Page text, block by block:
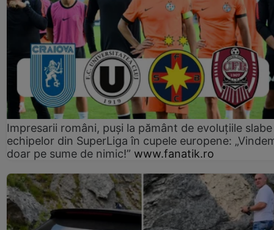
Impresarii români, puși la pământ de evoluțiile slabe
echipelor din SuperLiga în cupele europene:
doar pe sume de nimic!” www.fanatik.ro